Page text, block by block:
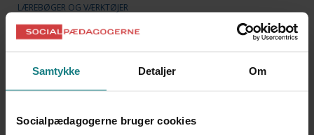
Samtykke Detaljer Om
Socialpædagogerne bruger cookies
LÆREBØGER OG VÆRKTØJER
Forældreinddragelse – til barnets bedste. Rør ikke ved
min datters hestehale uden at spørge mig først
Udgivet 2006
Anne Lützhöft